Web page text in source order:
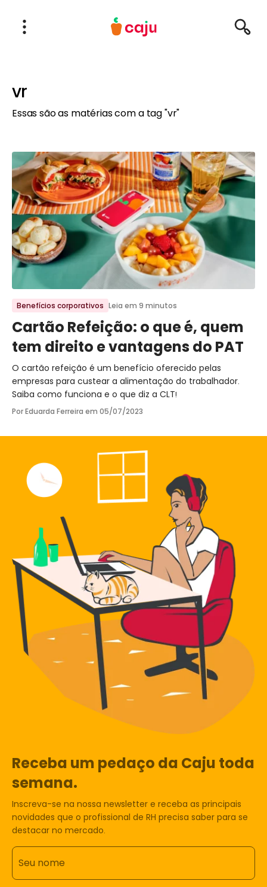
Menu Principal
Abrir Menu
vr
Essas são as matérias com a tag "vr"
Benefícios corporativos Leia em 9 minutos
Cartão Refeição: o que é, quem
tem direito e vantagens do PAT
O cartão refeição é um benefício oferecido pelas
empresas para custear a alimentação do trabalhador.
Saiba como funciona e o que diz a CLT!
Por Eduarda Ferreira em 05/07/2023
Receba um pedaço da Caju toda
semana.
Inscreva-se na nossa newsletter e receba as principais
novidades que o profissional de RH precisa saber para se
destacar no mercado.
Seu nome